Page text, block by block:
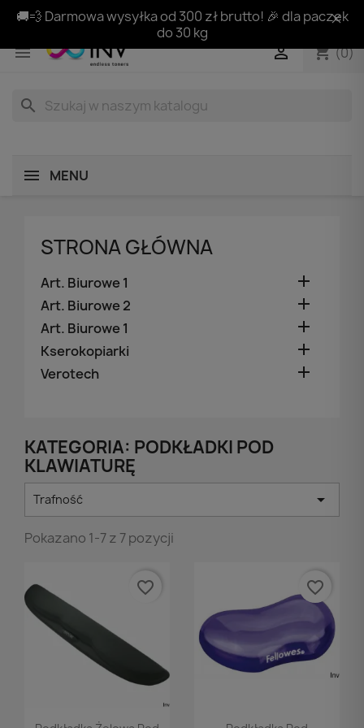
🚚💨 Darmowa wysyłka od 300 zł brutto! 🎉 dla paczek
do 30 kg
 shopping_cart(0)

search
MENU
STRONA GŁÓWNA
Art. Biurowe 1 
Art. Biurowe 2 
Art. Biurowe 1 
Kserokopiarki 
Verotech 
KATEGORIA: PODKŁADKI POD
KLAWIATURĘ
Trafność 
Pokazano 1-7 z 7 pozycji
Podgląd
favorite_border
Podgląd
favorite_border